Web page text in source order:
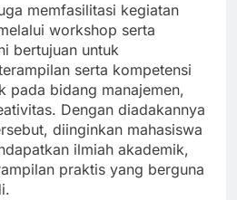
memfasilitasi kegiatan
workshop serta
bertujuan untuk
serta kompetensi
pada bidang manajemen,
Dengan diadakannya
diinginkan mahasiswa
ilmiah akademik,
praktis yang berguna